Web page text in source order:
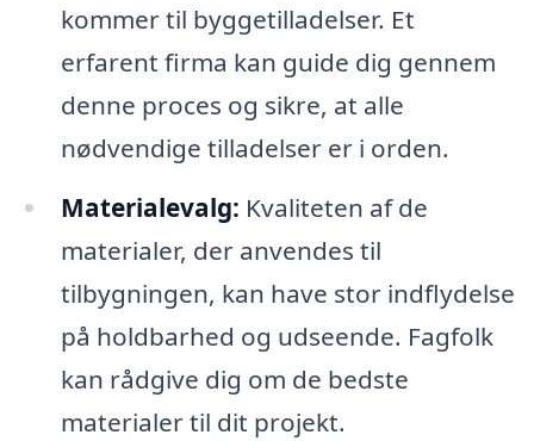
kommer til byggetilladelser. Et
erfarent firma kan guide dig gennem
denne proces og sikre, at alle
nødvendige tilladelser er i orden.
Materialevalg: Kvaliteten af de
materialer, der anvendes til
tilbygningen, kan have stor indflydelse
på holdbarhed og udseende. Fagfolk
kan rådgive dig om de bedste
materialer til dit projekt.